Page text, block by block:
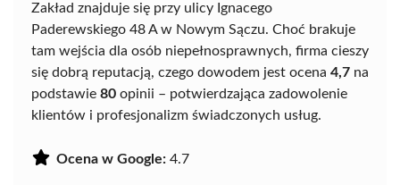
Zakład znajduje się przy ulicy Ignacego
Paderewskiego 48 A w Nowym Sączu. Choć brakuje
tam wejścia dla osób niepełnosprawnych, firma cieszy
się dobrą reputacją, czego dowodem jest ocena 4,7 na
podstawie 80 opinii – potwierdzająca zadowolenie
klientów i profesjonalizm świadczonych usług.
Ocena w Google: 4.7